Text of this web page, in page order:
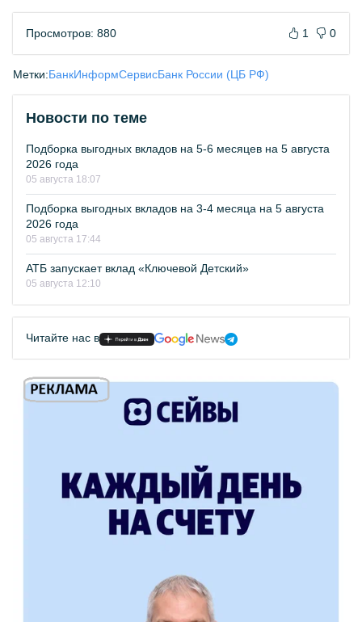
Просмотров: 880 1 0
Метки:БанкИнформСервисБанк России (ЦБ РФ)
Новости по теме
Подборка выгодных вкладов на 5-6 месяцев на 5 августа
2026 года
05 августа 18:07
Подборка выгодных вкладов на 3-4 месяца на 5 августа
2026 года
05 августа 17:44
АТБ запускает вклад «Ключевой Детский»
05 августа 12:10
Читайте нас в